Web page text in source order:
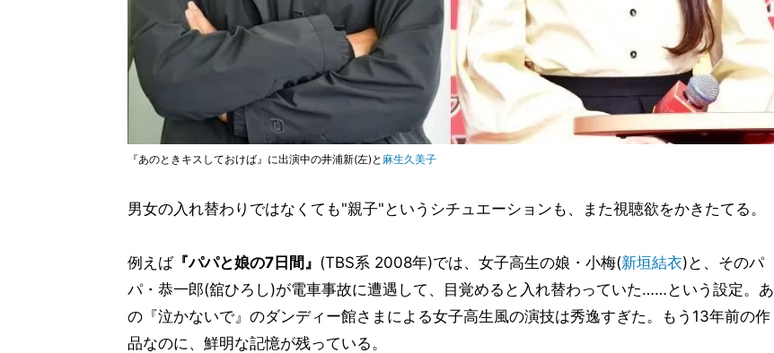
『あのときキスしておけば』に出演中の井浦新(左)と 麻生久美子
男女の入れ替わりではなくても"親子"というシチュエーションも、また視聴欲をかきたてる。
例えば『パパと娘の7日間』 (TBS系 2008年)では、女子高生の娘・小梅(新垣結衣)と、そのパ
パ・恭一郎(舘ひろし)が電車事故に遭遇して、目覚めると入れ替わっていた……という設定。あ
の『泣かないで』のダンディー館さまによる女子高生風の演技は秀逸すぎた。もう13年前の作
品なのに、鮮明な記憶が残っている。